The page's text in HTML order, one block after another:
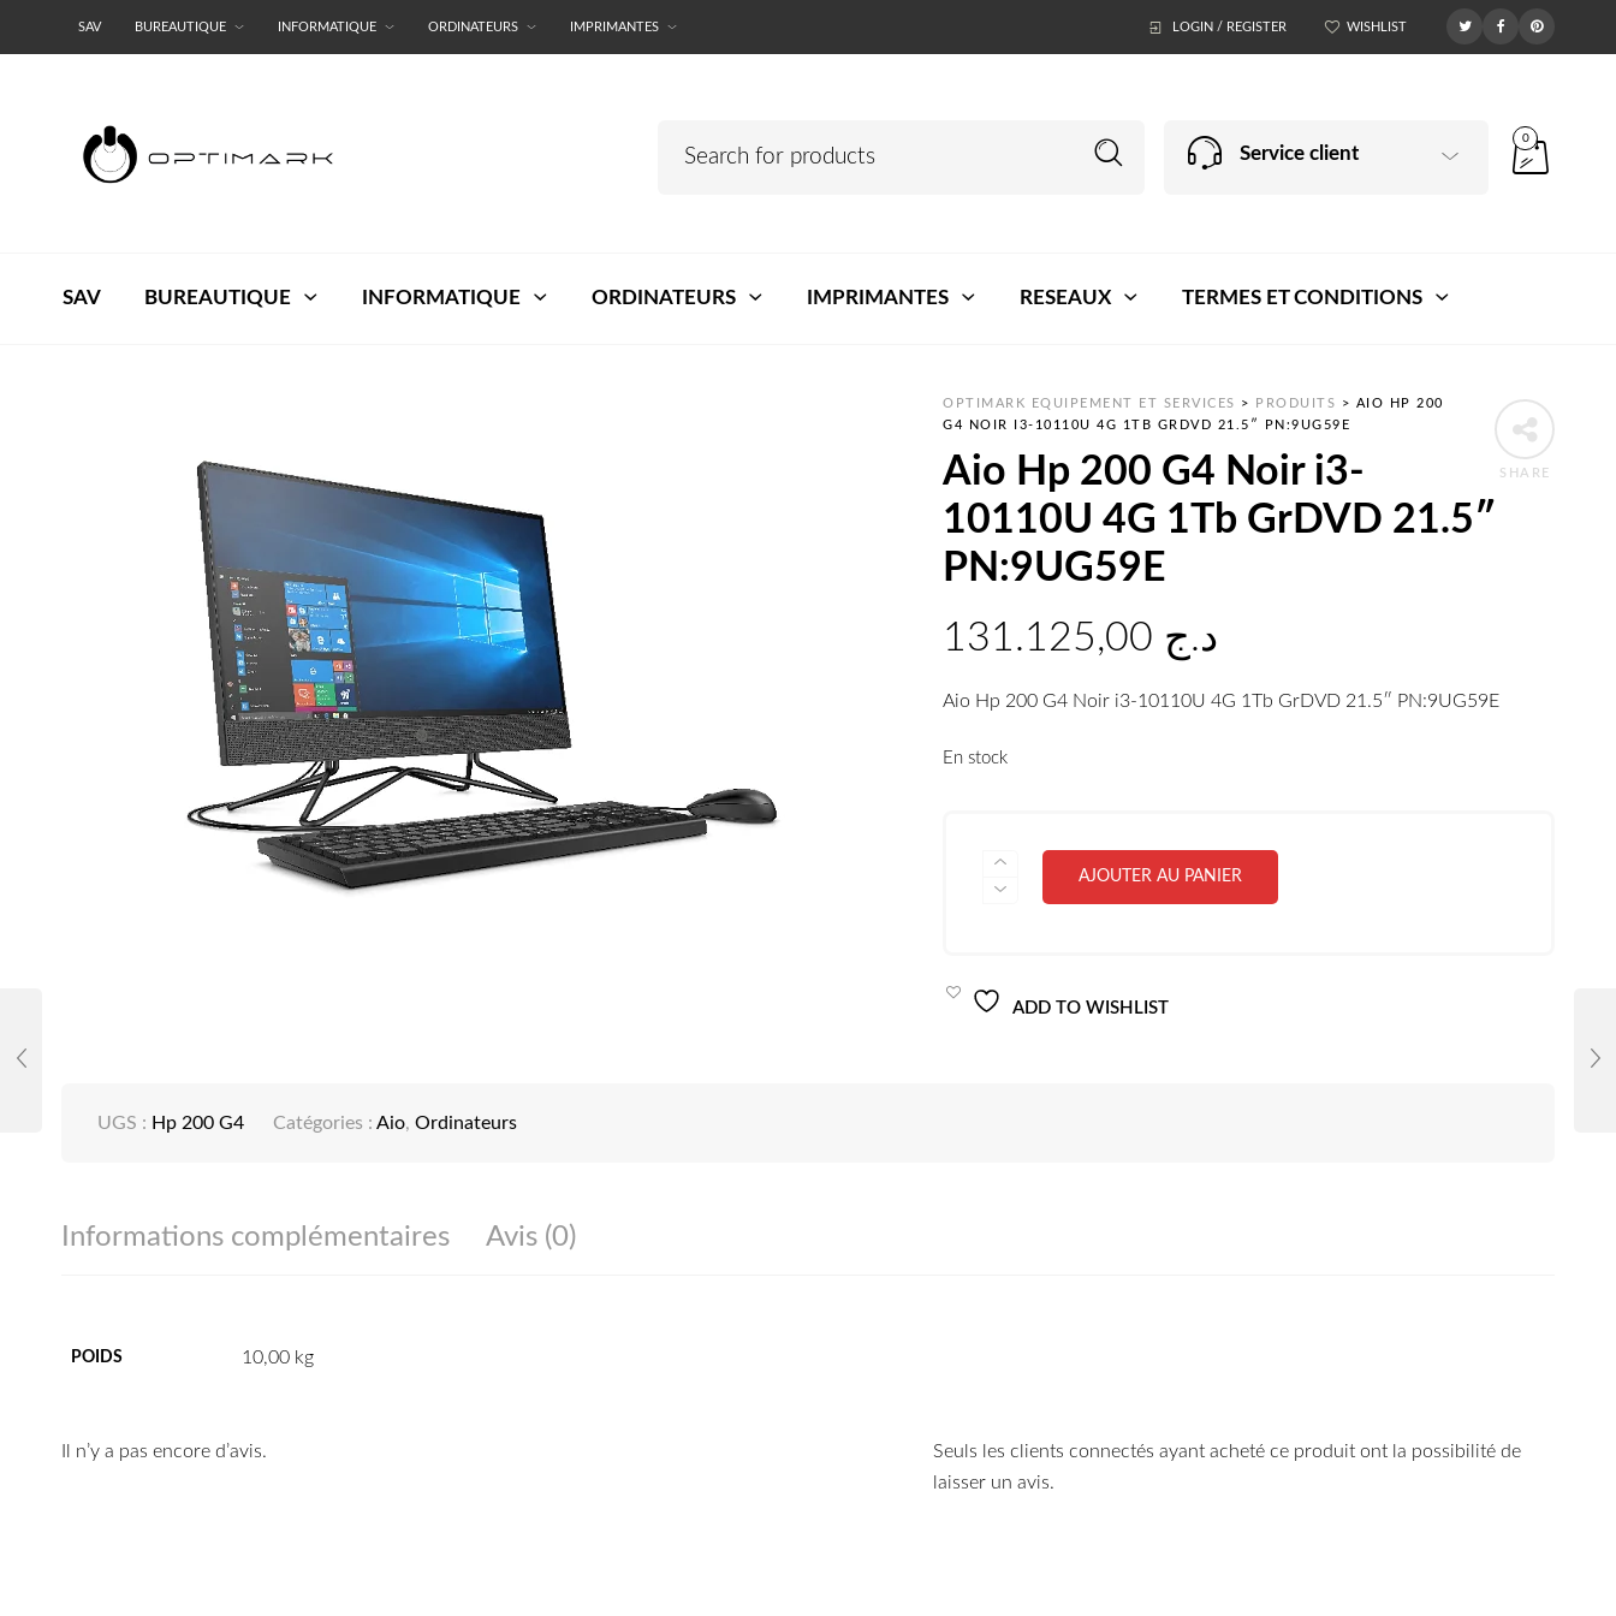
SAV BUREAUTIQUE INFORMATIQUE ORDINATEURS IMPRIMANTES LOGIN / REGISTER WISHLIST
Service client
0
SAV BUREAUTIQUE INFORMATIQUE ORDINATEURS IMPRIMANTES RESEAUX TERMES ET CONDITIONS
SHARE
OPTIMARK EQUIPEMENT ET SERVICES > PRODUITS > AIO HP 200
G4 NOIR I3-10110U 4G 1TB GRDVD 21.5″ PN:9UG59E
Aio Hp 200 G4 Noir i3-
10110U 4G 1Tb GrDVD 21.5″
PN:9UG59E
د.ج
Aio Hp 200 G4 Noir i3-10110U 4G 1Tb GrDVD 21.5″ PN:9UG59E
En stock
QUANTITÉ
NOIR
I3-
AJOUTER AU PANIER
ADD TO WISHLIST
UGS : Hp 200 G4 Catégories : Aio, Ordinateurs
Informations complémentaires Avis (0)
POIDS 10,00 kg
Il n’y a pas encore d’avis.
Seuls les clients connectés ayant acheté ce produit ont la possibilité de
laisser un avis.